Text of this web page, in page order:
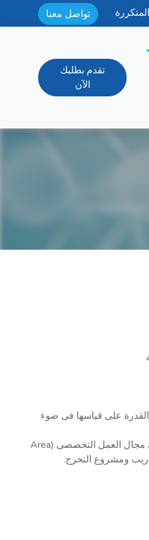
تواصل معنا
تقدم بطلبك
الآن
القدرة على قياسها فى ضوء
تم تصميم البرنامج بحيث يسمح للطالب لممارسة مهنة الصيدلة فى أى من مجالات العمل الصيدلى مع إتاحة الفرصة للطالب التركيز فى مجال العمل التخصصى (Area